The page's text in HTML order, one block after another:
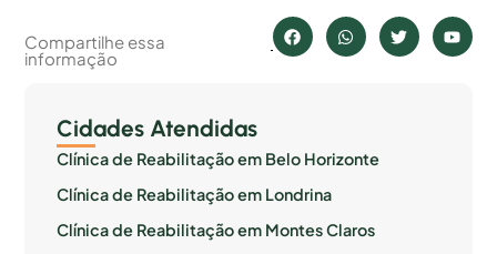
Compartilhe essa
informação
Cidades Atendidas
Clínica de Reabilitação em Belo Horizonte
Clínica de Reabilitação em Londrina
Clínica de Reabilitação em Montes Claros